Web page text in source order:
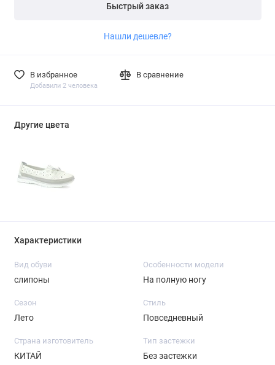
Быстрый заказ
Нашли дешевле?
В избранное
Добавили 2 человека
В сравнение
Другие цвета
Характеристики
Вид обуви
слипоны
Особенности модели
На полную ногу
Сезон
Лето
Стиль
Повседневный
Страна изготовитель
КИТАЙ
Тип застежки
Без застежки